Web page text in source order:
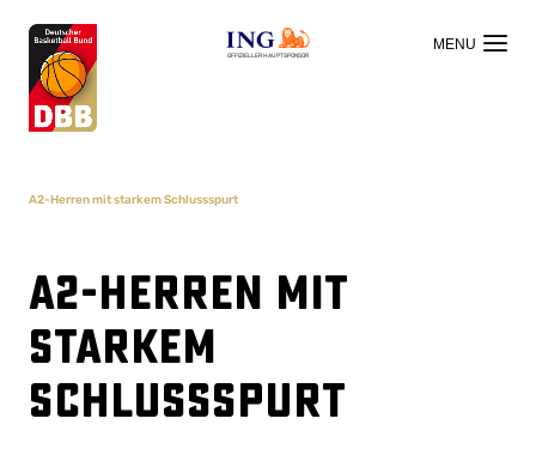
OFFIZIELLER HAUPTSPONSOR
A2-Herren mit starkem Schlussspurt
A2-Herren mit
starkem
Schlussspurt